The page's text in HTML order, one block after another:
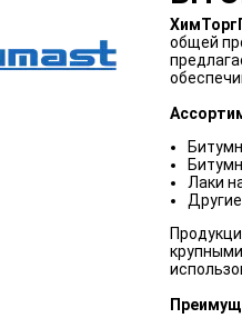
общей
Лаки